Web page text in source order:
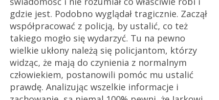
gdzie jest. Podobno wyglądał tragicznie. Zaczął
współpracować z policją, by ustalić, co też
takiego mogło się wydarzyć. Tu na pewno
wielkie ukłony należą się policjantom, którzy
widząc, że mają do czynienia z normalnym
człowiekiem, postanowili pomóc mu ustalić
prawdę. Analizując wszelkie informacje i